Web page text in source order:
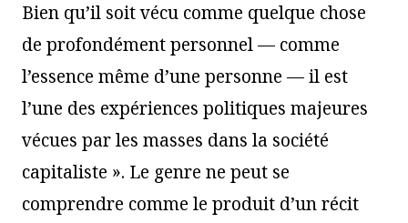
Bien qu’il soit vécu comme quelque chose
de profondément personnel — comme
l’essence même d’une personne — il est
l’une des expériences politiques majeures
vécues par les masses dans la société
capitaliste ». Le genre ne peut se
comprendre comme le produit d’un récit